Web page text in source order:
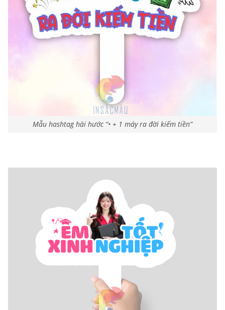
Mẫu hashtag hài hước “• + 1 máy ra đời kiếm tiền”